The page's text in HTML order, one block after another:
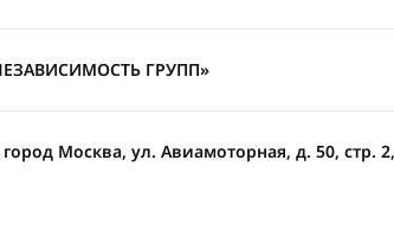
ГРУПП»
город Москва, ул. Авиамоторная, д. 50, стр.